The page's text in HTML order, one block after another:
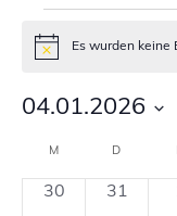
Hinweis
Es wurden keine
04.01.2026
Kalender
von
M D
0
30
0
31